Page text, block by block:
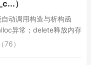
）
动调用构造与析构函
异常；delete释放内存
76）